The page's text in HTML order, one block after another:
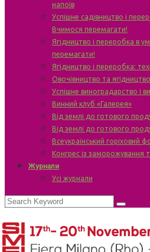
напоїв
Успішне садівництво і
Вчимося перемагати!
Ягідництво і переробка в
перемагати!
Ягідництво і переробка:
Овочівництво та
Успішне виноградарство і
Винний клуб «Галерея»
Від землі до готового
Від землі до готового
Всеукраїнський горіховий
Конгрес із заморожування
Журнали
Усі журнали